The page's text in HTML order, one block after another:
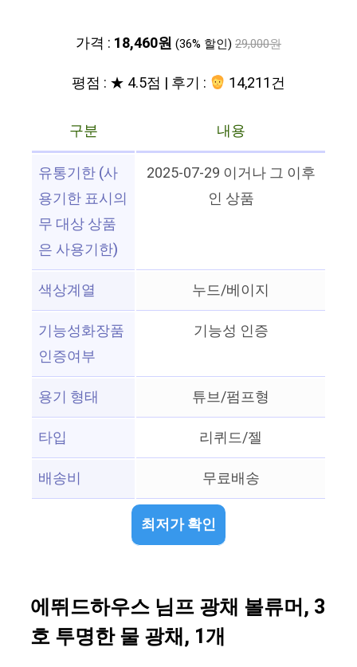
가격 : 18,460원 (36% 할인) 29,000원
평점 : ★ 4.5점 | 후기 : 14,211건
구분
내용
유통기한 (사
용기한 표시의
무 대상 상품
은 사용기한)
2025-07-29 이거나 그 이후
인 상품
색상계열
누드/베이지
기능성화장품
인증여부
기능성 인증
용기 형태
튜브/펌프형
타입
리퀴드/젤
배송비
무료배송
최저가 확인
에뛰드하우스 님프 광채 볼류머, 3
호 투명한 물 광채, 1개